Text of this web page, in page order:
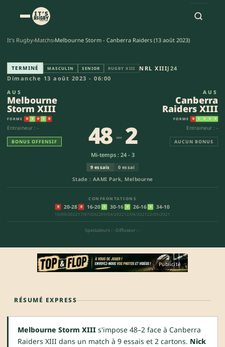
It's Rugby›Matchs›Melbourne Storm - Canberra Raiders (13 août 2023)
Melbourne Storm XIII -
TERMINÉ MASCULIN SENIOR RUGBY XIII NRL XIIIJ24
Dimanche 13 août 2023 - 06:00
AUS
Melbourne
Storm XIII
FORME D V D V D
Entraineur : -
BONUS OFFENSIF
Stade : AAMI Park, Melbourne
48-2
Mi-temps : 24 - 3
9 essais 0 essai
CONFRONTATIONS
D 20-28
10/09/2022
D 16-20
17/07/2022
V 30-16
09/04/2022
V 26-16
12/08/2021
V 34-10
22/05/2021
Spectateurs : - Diffuseur : -
AUS
Canberra
Raiders XIII
FORME D V V V V
Entraineur : -
AUCUN BONUS
Publicité
RÉSUMÉ EXPRESS
Melbourne Storm XIII s'impose 48–2 face à Canberra
Raiders XIII dans un match à 9 essais et 2 cartons. Nick